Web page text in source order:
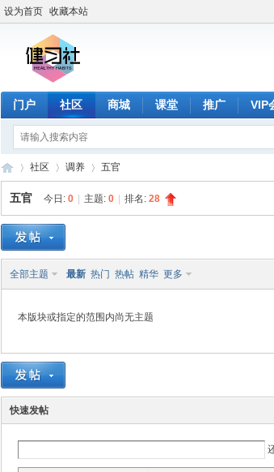
设为首页 收藏本站
门户 社区 商城 课堂 推广 VIP
习
»
社区
›
调养 五官
五官 今日: 0 主题: 0 排名: 28
全部主题 最新 热门 热帖 精华 更多
本版块或指定的范围内尚无主题
快速发帖